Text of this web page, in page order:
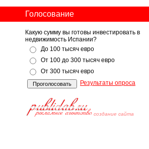
Голосование
Какую сумму вы готовы инвестировать в
недвижимость Испании?
До 100 тысяч евро
От 100 до 300 тысяч евро
От 300 тысяч евро
Результаты опроса
cоздание сайта